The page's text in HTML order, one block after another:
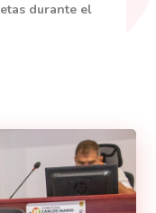
durante el